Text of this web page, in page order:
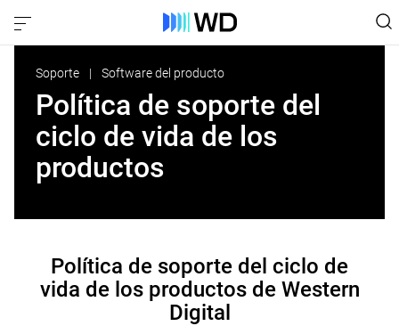
Soporte Software del producto
Política de soporte del
ciclo de vida de los
productos
Política de soporte del ciclo de
vida de los productos de Western
Digital